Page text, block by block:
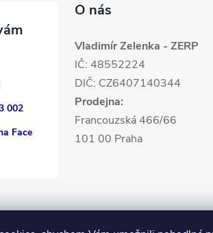
002
Face
O nás
Vladimír Zelenka - ZERP
IČ: 48552224
DIČ: CZ6407140344
Prodejna:
Francouzská 466/66
101 00 Praha